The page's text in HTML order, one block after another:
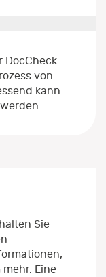
DocCheck
von
kann
Sie
Eine